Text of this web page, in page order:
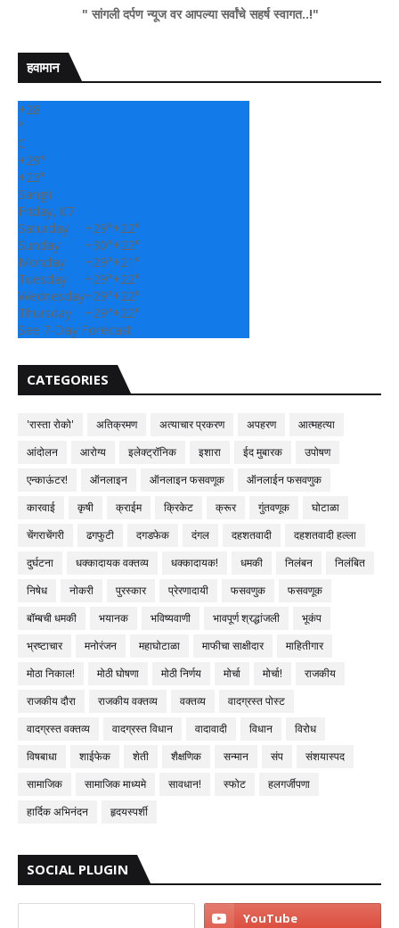
" सांगली दर्पण न्यूज वर आपल्या सर्वांचे सहर्ष स्वागत..!"
हवामान
+28
°
C
+29°
+23°
Sangli
Friday, 07
Saturday
+29°+22°
Sunday
+30°+22°
Monday
+29°+21°
Tuesday
+29°+22°
Wednesday+29°+22°
Thursday
+29°+22°
See 7-Day Forecast
CATEGORIES
'रास्ता रोको' अतिक्रमण अत्याचार प्रकरण अपहरण
आत्महत्या
आंदोलन
आरोग्य इलेक्ट्रॉनिक इशारा ईद मुबारक
उपोषण
एन्काऊंटर!
ऑनलाइन ऑनलाइन फसवणूक
ऑनलाईन फसवणुक
कारवाई
कृषी क्राईम क्रिकेट क्रूर गुंतवणूक
घोटाळा
चेंगराचेंगरी
ढगफुटी दगडफेक दंगल दहशतवादी
दहशतवादी हल्ला
दुर्घटना
धक्कादायक वक्तव्य धक्कादायक! धमकी निलंबन
निलंबित
निषेध
नोकरी पुरस्कार प्रेरणादायी फसवणुक
फसवणूक
बॉम्बची धमकी
भयानक भविष्यवाणी भावपूर्ण श्रद्धांजली
भूकंप
भ्रष्टाचार
मनोरंजन महाघोटाळा माफीचा साक्षीदार
माहितीगार
मोठा निकाल!
मोठी घोषणा मोठी निर्णय मोर्चा मोर्चा!
राजकीय
राजकीय दौरा
राजकीय वक्तव्य वक्तव्य
वादग्रस्त पोस्ट
वादग्रस्त वक्तव्य
वादग्रस्त विधान वादावादी विधान
विरोध
विषबाधा
शाईफेक शेती शैक्षणिक सन्मान संप
संशयास्पद
सामाजिक
सामाजिक माध्यमे सावधान! स्फोट
हलगर्जीपणा
हार्दिक अभिनंदन
हृदयस्पर्शी
SOCIAL PLUGIN